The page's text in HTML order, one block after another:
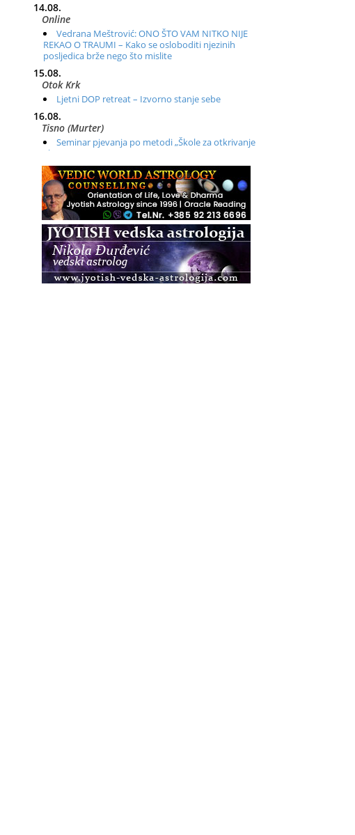
14.08.
Online
Vedrana Meštrović: ONO ŠTO VAM NITKO NIJE
REKAO O TRAUMI – Kako se osloboditi njezinih
posljedica brže nego što mislite
15.08.
Otok Krk
Ljetni DOP retreat – Izvorno stanje sebe
16.08.
Tisno (Murter)
Seminar pjevanja po metodi „Škole za otkrivanje
glasa“
20.08.
Online
Radionica: Pomagači iz drugih dimenzija Online –
otvoreno za sve
21.08.
Zagreb+Online
Osnovni ThetaHealing® tečaj, Zagreb i Online
22.08.
Pula